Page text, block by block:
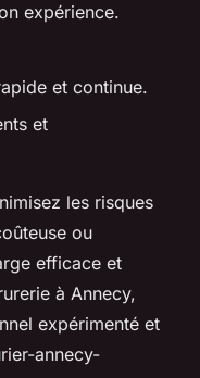
expérience.
et continue.
et
les risques
ou
efficace et
à Annecy,
expérimenté et
annecy-